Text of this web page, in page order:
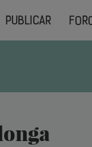
PUBLICAR